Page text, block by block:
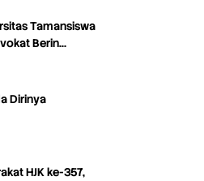
Tamansiswa
Berin…
Dirinya
HJK ke-357,